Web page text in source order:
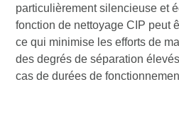
particulièrement silencieuse et
fonction de nettoyage CIP peut
ce qui minimise les efforts de
des degrés de séparation
cas de durées de